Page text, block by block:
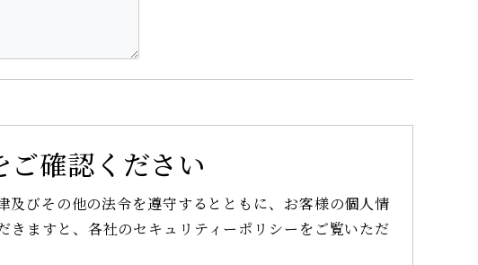
確認ください
びその他の法令を遵守するとともに、お客様の個人情
ますと、各社のセキュリティーポリシーをご覧いただ